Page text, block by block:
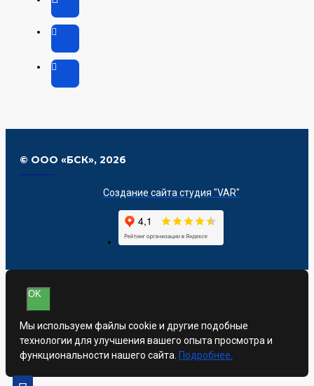
© ООО «БСК», 2026
Создание сайта студия "VAR"
OK
Мы используем файлы cookie и другие подобные
технологии для улучшения вашего опыта просмотра и
функциональности нашего сайта. Подробнее.